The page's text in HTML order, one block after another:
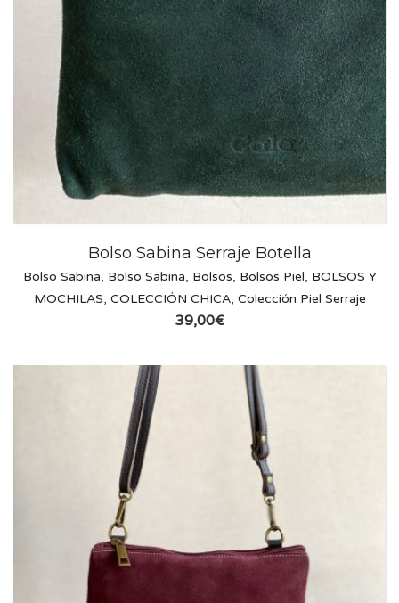
Bolso Sabina Serraje Botella
Bolso Sabina, Bolso Sabina, Bolsos, Bolsos Piel, BOLSOS Y
MOCHILAS, COLECCIÓN CHICA, Colección Piel Serraje
39,00€